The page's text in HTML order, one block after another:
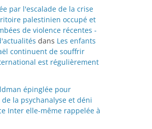
par l'escalade de la crise
palestinien occupé et
de violence récentes -
dans Les enfants
continuent de souffrir
est régulièrement
épinglée pour
la psychanalyse et déni
Inter elle-même rappelée à